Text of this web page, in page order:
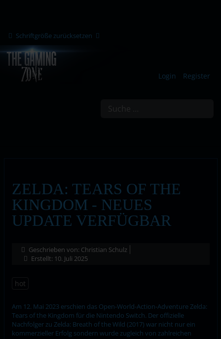
Schriftgröße zurücksetzen
Login Register
ZELDA: TEARS OF THE
KINGDOM - NEUES
UPDATE VERFÜGBAR
Geschrieben von: Christian Schulz
Erstellt: 10. Juli 2025
hot
Am 12. Mai 2023 erschien das Open-World-Action-Adventure Zelda:
Tears of the Kingdom für die Nintendo Switch. Der offizielle
Nachfolger zu Zelda: Breath of the Wild (2017) war nicht nur ein
kommerzieller Erfolg sondern wurde zugleich von zahlreichen